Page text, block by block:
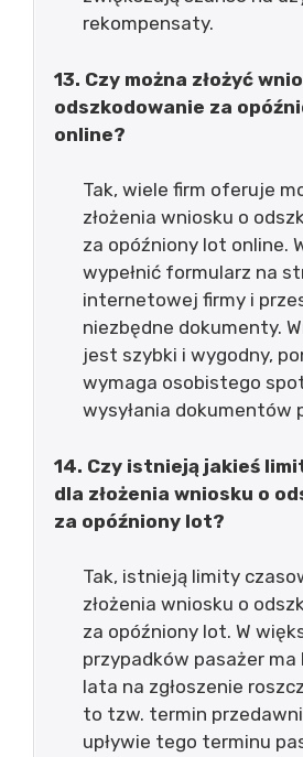
rekompensaty.
13. Czy można złożyć
odszkodowanie za
online?
Tak, wiele firm oferuje
złożenia wniosku o
za opóźniony lot online.
wypełnić formularz na
internetowej firmy i
niezbędne dokumenty.
jest szybki i wygodny,
wymaga osobistego
wysyłania dokumentów
14. Czy istnieją jakieś
dla złożenia wniosku o
za opóźniony lot?
Tak, istnieją limity
złożenia wniosku o
za opóźniony lot. W
przypadków pasażer
lata na zgłoszenie
to tzw. termin
upływie tego terminu